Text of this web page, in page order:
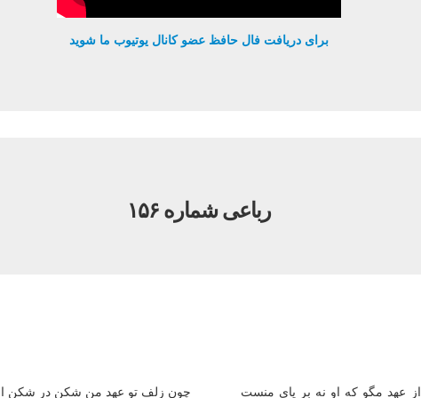
برای دریافت فال حافظ عضو کانال یوتیوب ما شوید
رباعی شماره ۱۵۶
از عهد مگو که او نه بر پای منست چون زلف تو عهد من شکن در شکن